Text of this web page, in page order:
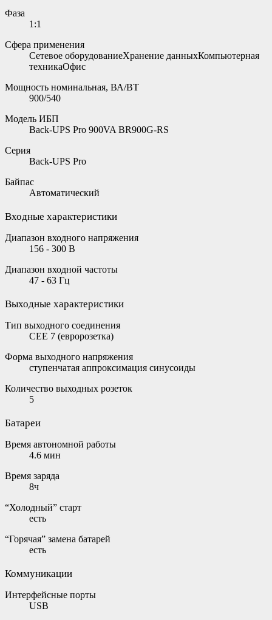
Фаза
1:1
Сфера применения
Сетевое оборудованиеХранение данныхКомпьютерная
техникаОфис
Мощность номинальная, ВА/ВТ
900/540
Модель ИБП
Back-UPS Pro 900VA BR900G-RS
Серия
Back-UPS Pro
Байпас
Автоматический
Входные характеристики
Диапазон входного напряжения
156 - 300 В
Диапазон входной частоты
47 - 63 Гц
Выходные характеристики
Тип выходного соединения
CEE 7 (евророзетка)
Форма выходного напряжения
ступенчатая аппроксимация синусоиды
Количество выходных розеток
5
Батареи
Время автономной работы
4.6 мин
Время заряда
8ч
“Холодный” старт
есть
“Горячая” замена батарей
есть
Коммуникации
Интерфейсные порты
USB